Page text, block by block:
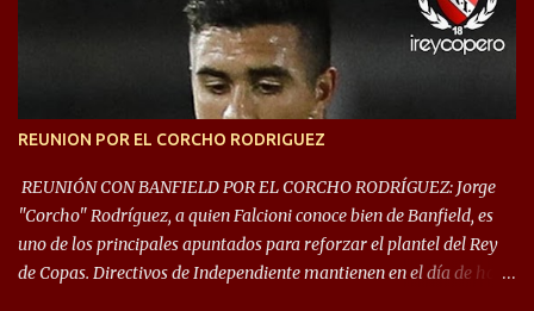
las fases de grupos de la #CopaLibertadores 2021. ¡Este año hay
noche de Copas Rey! ⚽🇦🇹👑🏆.
REUNION POR EL CORCHO RODRIGUEZ
REUNIÓN CON BANFIELD POR EL CORCHO RODRÍGUEZ: Jorge
"Corcho" Rodríguez, a quien Falcioni conoce bien de Banfield, es
uno de los principales apuntados para reforzar el plantel del Rey
de Copas. Directivos de Independiente mantienen en el día de hoy